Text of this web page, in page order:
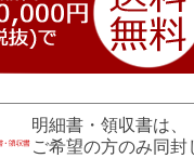
明細書・領収書は、
ご希望の方のみ同封